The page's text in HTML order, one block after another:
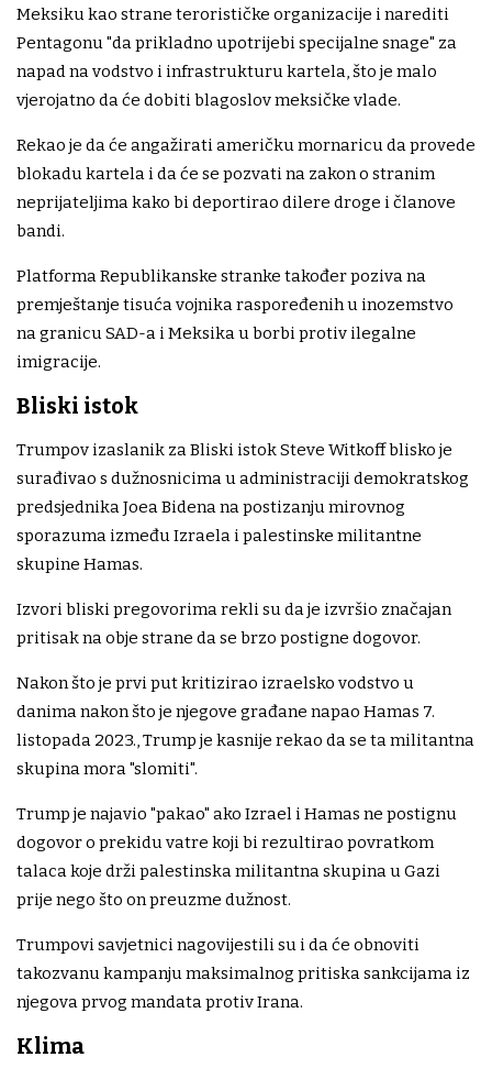
Meksiku kao strane terorističke organizacije i narediti
Pentagonu "da prikladno upotrijebi specijalne snage" za
napad na vodstvo i infrastrukturu kartela, što je malo
vjerojatno da će dobiti blagoslov meksičke vlade.
Rekao je da će angažirati američku mornaricu da provede
blokadu kartela i da će se pozvati na zakon o stranim
neprijateljima kako bi deportirao dilere droge i članove
bandi.
Platforma Republikanske stranke također poziva na
premještanje tisuća vojnika raspoređenih u inozemstvo
na granicu SAD-a i Meksika u borbi protiv ilegalne
imigracije.
Bliski istok
Trumpov izaslanik za Bliski istok Steve Witkoff blisko je
surađivao s dužnosnicima u administraciji demokratskog
predsjednika Joea Bidena na postizanju mirovnog
sporazuma između Izraela i palestinske militantne
skupine Hamas.
Izvori bliski pregovorima rekli su da je izvršio značajan
pritisak na obje strane da se brzo postigne dogovor.
Nakon što je prvi put kritizirao izraelsko vodstvo u
danima nakon što je njegove građane napao Hamas 7.
listopada 2023., Trump je kasnije rekao da se ta militantna
skupina mora "slomiti".
Trump je najavio "pakao" ako Izrael i Hamas ne postignu
dogovor o prekidu vatre koji bi rezultirao povratkom
talaca koje drži palestinska militantna skupina u Gazi
prije nego što on preuzme dužnost.
Trumpovi savjetnici nagovijestili su i da će obnoviti
takozvanu kampanju maksimalnog pritiska sankcijama iz
njegova prvog mandata protiv Irana.
Klima